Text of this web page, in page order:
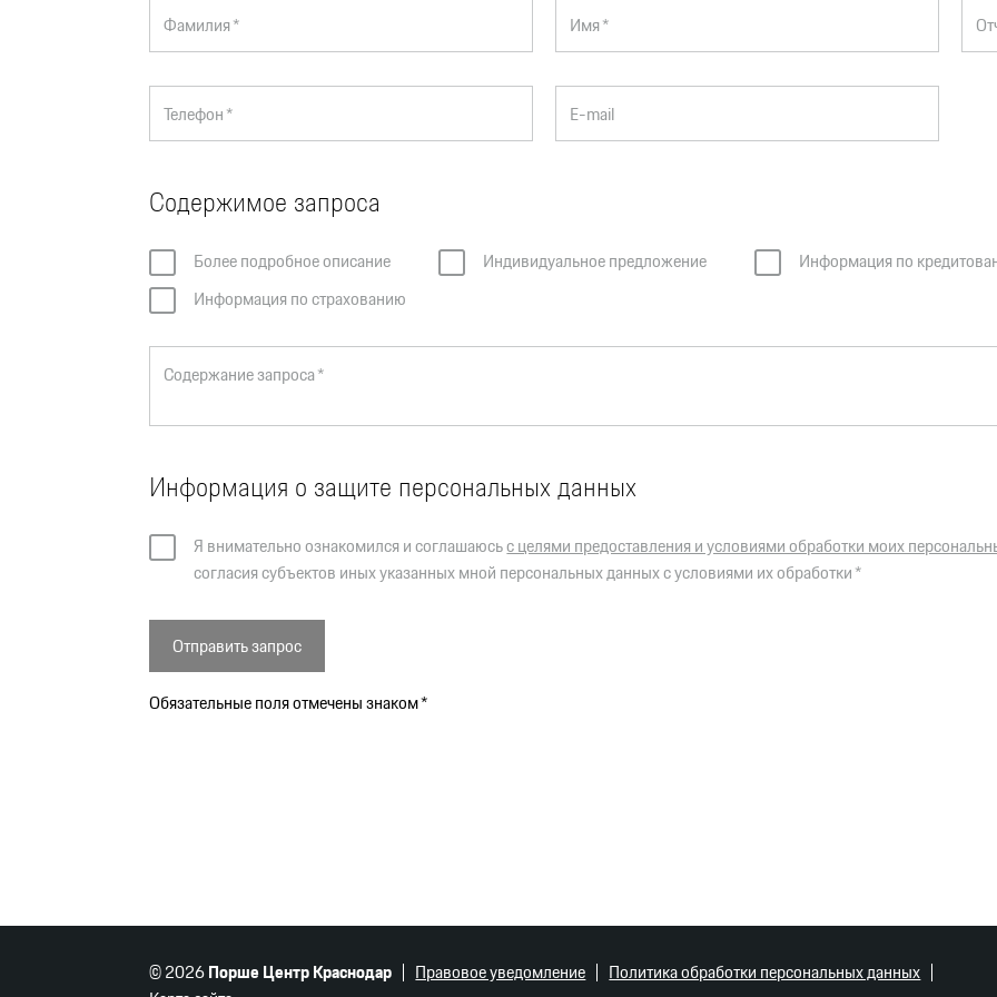
Фамилия * Имя *
Телефон * E-mail
Содержимое запроса
Более подробное описание Индивидуальное предложение
Информация по
Информация по страхованию
Содержание запроса *
Информация о защите персональных данных
Я внимательно ознакомился и соглашаюсьс целями предоставления и условиями обработки моих
согласия субъектов иных указанных мной персональных данных с условиями их обработки *
Отправить запрос
Обязательные поля отмечены знаком *
© 2026Порше Центр Краснодар Правовое уведомление
Политика обработки персональных данных